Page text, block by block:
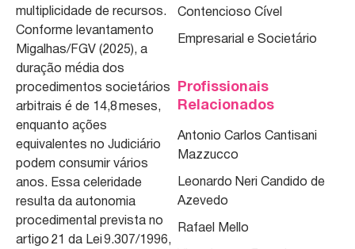
multiplicidade de recursos.
Conforme levantamento
Migalhas/FGV (2025), a
duração média dos
procedimentos societários
arbitrais é de 14,8 meses,
enquanto ações
equivalentes no Judiciário
podem consumir vários
anos. Essa celeridade
resulta da autonomia
procedimental prevista no
artigo 21 da Lei 9.307/1996,
Contencioso Cível
Empresarial e Societário
Profissionais
Relacionados
Antonio Carlos Cantisani
Mazzucco
Leonardo Neri Candido de
Azevedo
Rafael Mello